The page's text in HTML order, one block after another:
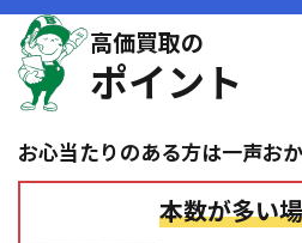
高価買取の
ポイント
お心当たりのある方は一声お
本数が多い